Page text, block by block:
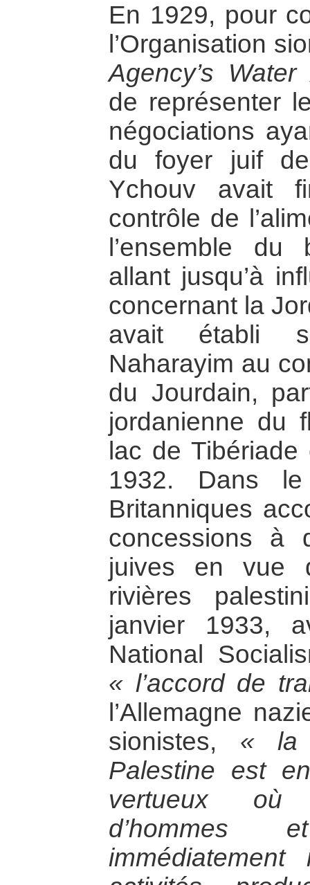
En 1929, pour
l’Organisation
Agency’s
de représenter
négociations
du foyer juif
Ychouv avait
contrôle de
l’ensemble
allant jusqu’à
concernant la
avait établi
Naharayim au
du Jourdain,
jordanienne du
lac de
1932. Dans
Britanniques
concessions à
juives en vue
rivières
janvier 1933,
National
« l’accord de
l’Allemagne
sionistes, « la
Palestine est
vertueux où
d’hommes